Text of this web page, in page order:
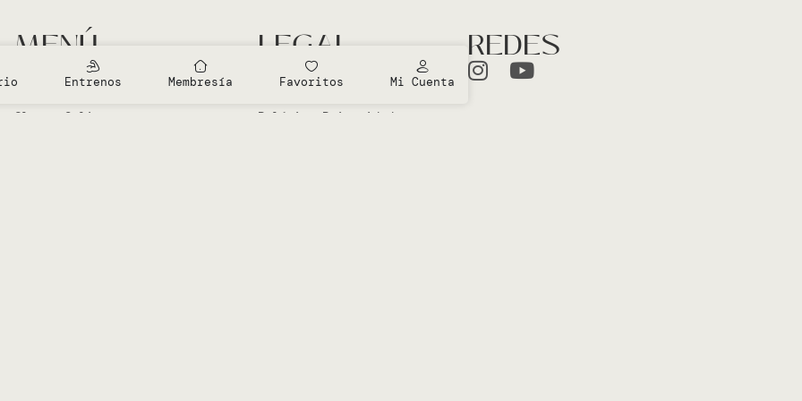
MENÚ
Entrenamientos Gratis
Clases Online
LEGAL
Aviso Legal
Política Privacidad
REDES
Entrenos Membresía Favoritos Mi Cuenta